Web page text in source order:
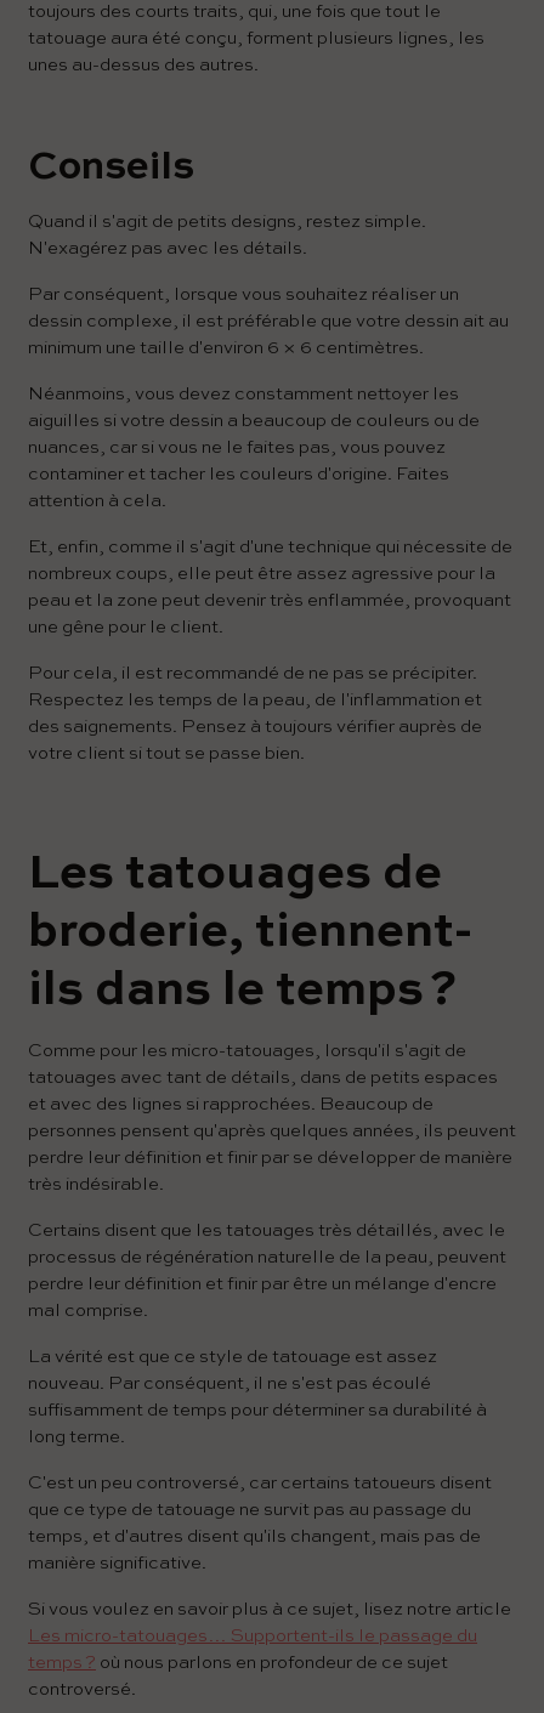
toujours des courts traits, qui, une fois que tout le
tatouage aura été conçu, forment plusieurs lignes, les
unes au-dessus des autres.
Conseils
Quand il s'agit de petits designs, restez simple.
N'exagérez pas avec les détails.
Par conséquent, lorsque vous souhaitez réaliser un
dessin complexe, il est préférable que votre dessin ait au
minimum une taille d'environ 6 × 6 centimètres.
Néanmoins, vous devez constamment nettoyer les
aiguilles si votre dessin a beaucoup de couleurs ou de
nuances, car si vous ne le faites pas, vous pouvez
contaminer et tacher les couleurs d'origine. Faites
attention à cela.
Et, enfin, comme il s'agit d'une technique qui nécessite de
nombreux coups, elle peut être assez agressive pour la
peau et la zone peut devenir très enflammée, provoquant
une gêne pour le client.
Pour cela, il est recommandé de ne pas se précipiter.
Respectez les temps de la peau, de l'inflammation et
des saignements. Pensez à toujours vérifier auprès de
votre client si tout se passe bien.
Les tatouages ​​de
broderie, tiennent-
ils dans le temps ?
Comme pour les micro-tatouages, lorsqu'il s'agit de
tatouages ​​avec tant de détails, dans de petits espaces
et avec des lignes si rapprochées. Beaucoup de
personnes pensent qu'après quelques années, ils peuvent
perdre leur définition et finir par se développer de manière
très indésirable.
Certains disent que les tatouages ​​très détaillés, avec le
processus de régénération naturelle de la peau, peuvent
perdre leur définition et finir par être un mélange d'encre
mal comprise.
La vérité est que ce style de tatouage est assez
nouveau. Par conséquent, il ne s'est pas écoulé
suffisamment de temps pour déterminer sa durabilité à
long terme.
C'est un peu controversé, car certains tatoueurs disent
que ce type de tatouage ne survit pas au passage du
temps, et d'autres disent qu'ils changent, mais pas de
manière significative.
Si vous voulez en savoir plus à ce sujet, lisez notre article
Les micro-tatouages… Supportent-ils le passage du
temps ? où nous parlons en profondeur de ce sujet
controversé.